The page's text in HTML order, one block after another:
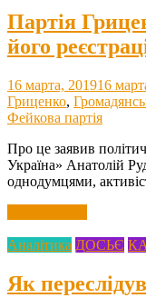
Партія
його
16 марта, 201916
Гриценко,
Фейкова партія
Про це заявив
Україна» Анатолій
однодумцями,
Аналітика ДОСЬЄ
Як